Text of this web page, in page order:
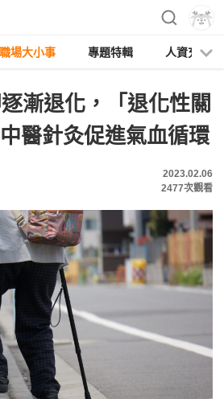
職場大小事 專題特輯 人資充電
漸退化，「退化性關
醫針灸促進氣血循環
2023.02.06
2477次觀看